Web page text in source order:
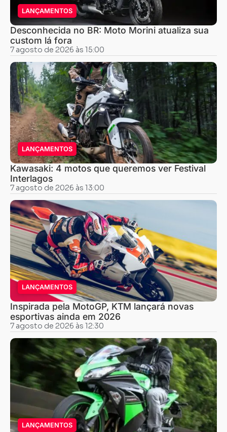
LANÇAMENTOS
Desconhecida no BR: Moto Morini atualiza sua
custom lá fora
7 agosto de 2026 às 15:00
LANÇAMENTOS
Kawasaki: 4 motos que queremos ver Festival
Interlagos
7 agosto de 2026 às 13:00
LANÇAMENTOS
Inspirada pela MotoGP, KTM lançará novas
esportivas ainda em 2026
7 agosto de 2026 às 12:30
LANÇAMENTOS